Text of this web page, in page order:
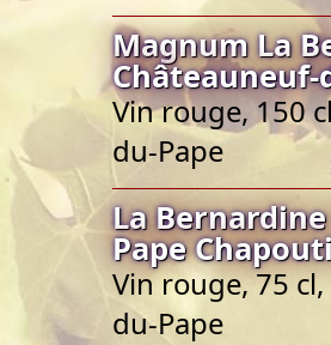
Magnum La
Châteauneuf-
Vin rouge, 150
du-Pape
La
Pape
Vin rouge, 75
du-Pape